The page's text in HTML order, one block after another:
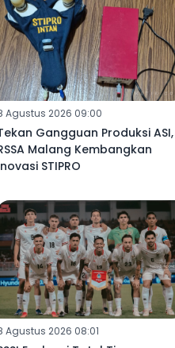
Agustus 2026 09:00
Gangguan Produksi ASI,
Malang Kembangkan
STIPRO
Agustus 2026 08:01